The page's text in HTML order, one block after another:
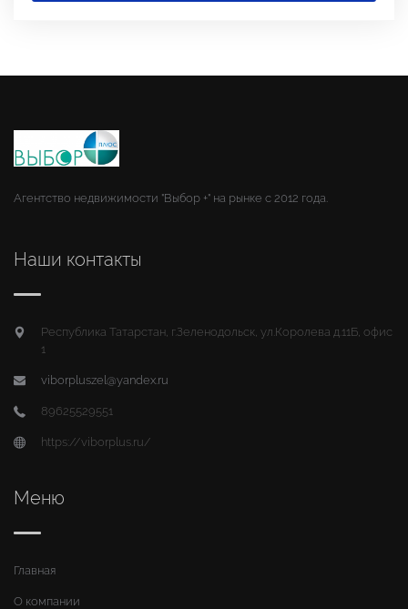
Агентство недвижимости "Выбор +" на рынке с 2012 года.
Наши контакты
Республика Татарстан, г.Зеленодольск, ул.Королева д.11Б, офис
1
viborpluszel@yandex.ru
89625529551
https://viborplus.ru/
Меню
Главная
О компании